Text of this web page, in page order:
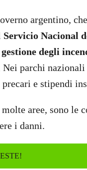
argentino,
Servicio Nacional
degli
parchi nazionali
precari e stipendi
aree, sono le
i danni.